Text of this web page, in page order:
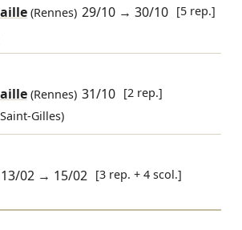
(Rennes) 29/10 →30/10 [5 rep.]
(Rennes) 31/10 [2 rep.]
Gilles)
13/02 → 15/02 [3 rep. + 4 scol.]